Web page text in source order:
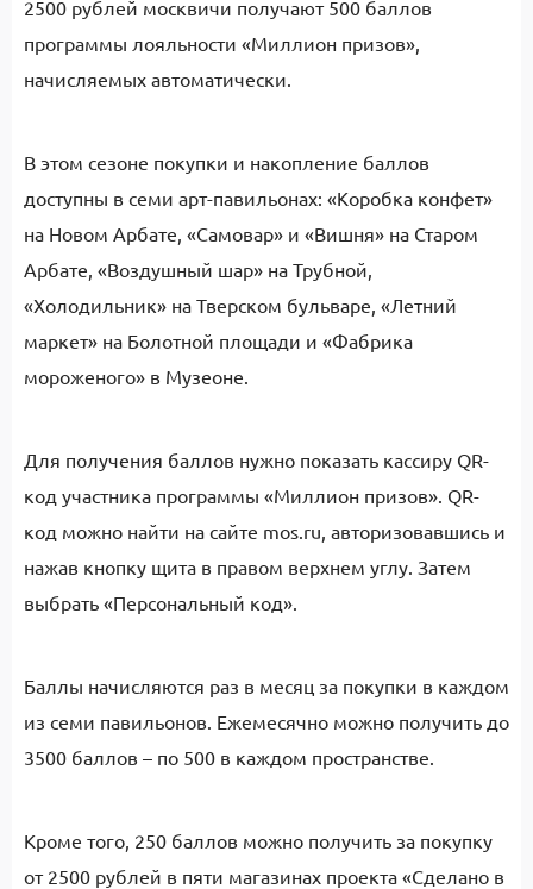
2500 рублей москвичи получают 500 баллов
программы лояльности «Миллион призов»,
начисляемых автоматически.
В этом сезоне покупки и накопление баллов
доступны в семи арт-павильонах: «Коробка конфет»
на Новом Арбате, «Самовар» и «Вишня» на Старом
Арбате, «Воздушный шар» на Трубной,
«Холодильник» на Тверском бульваре, «Летний
маркет» на Болотной площади и «Фабрика
мороженого» в Музеоне.
Для получения баллов нужно показать кассиру QR-
код участника программы «Миллион призов». QR-
код можно найти на сайте mos.ru, авторизовавшись и
нажав кнопку щита в правом верхнем углу. Затем
выбрать «Персональный код».
Баллы начисляются раз в месяц за покупки в каждом
из семи павильонов. Ежемесячно можно получить до
3500 баллов – по 500 в каждом пространстве.
Кроме того, 250 баллов можно получить за покупку
от 2500 рублей в пяти магазинах проекта «Сделано в